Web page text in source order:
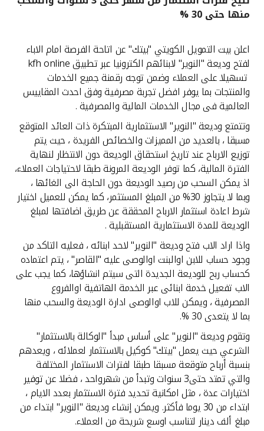
القنوات المصرفية
أدوات وخدمات
خدمات ما بعد البيع
اتصل بنا
مواقع الفروع وأجهزة الصرف الآلي
ألمانيا
ماليزيا
تركيا
مصر
المملكة المتحدة
مملكة البحرين
منها حتى 30 %
اعلن بيت التمويل الكويتي "بيتك" عن اتاحة الفرصة امام الاباء
لفتح وديعة "النوير" لابنائهم الكترونيا عبر تطبيق kfh online
تسهيلا على العملاء وضمن توجه رقمنة جميع الخدمات
والمنتجات بما يوفر افضل تجربة مصرفية وفق احدث المقاييس
العالمية فى مجال الخدمات المالية والمصرفية .
وتتمتع وديعة "النوير" الاستثمارية المبتكرة ذات العائد المتوقع
مسبقا ، بالعديد من المميزات والخصائص الفريدة ، حيث يتم
توزيع الارباح عند تاريخ استحقاق الوديعة دون الانتظار لنهاية
الفترة المالية، كما توفر الوديعة المرونة طبقا لاحتياجات العملاء،
اذ يمكن السحب من رصيد الوديعة دون الحاجة الى الغائها ،
وبما لا يتجاوز 30% من المبلغ المستثمر، كما يمكن للعميل اختيار
شرط اعادة استثمار الارباح المحققة عن طريق اضافتها لمبلغ
الوديعة للمدة الاستثمارية المستقبلية .
واذا اراد الاب فتح وديعة "النوير" لاحد ابنائه ، فعليه التاكد من
وجود حساب للابن اوالبنت اوالوصى عليه "القاصر" ، يتم اعتماده
كحساب ربح للوديعة الجديدة التى سيتم انشاؤها، كما يجب على
الاب تفعيل خدمة ابنائى عبر الخدمة الهاتفية اوالفروع
المصرفية ، ويمكن للاب اوالوصى ادارة الوديعة والسحب منها
بما لا يتعدى 30 %.
وتقوم وديعة "النوير" على أساس مبدأ "الوكالة بالاستثمار"
الشرعي حيث يعمل "بيتك" كوكيل بالاستثمار لعملائه ، ويعدهم
بنسبة أرباح متوقعة مسبقا طبقا لفترات الاستثمار المختلفة
والتي تمتد حتى3 سنوات وتبدأ من شهرواحد ، فضلا عن توفير
اختيارات عدة ، مثل امكانية تحديد فترة الاستثمار بعدد الايام ،
ابتداء من 30 يوما فأكثر. ويمكن إنشاء وديعة "النوير" ابتداء من
مبلغ ألف دينار لتناسب اوسع شريحة من العملاء.